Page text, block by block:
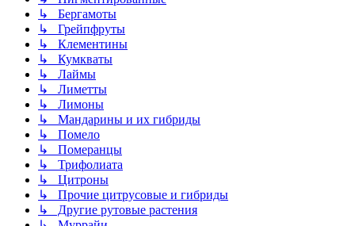
↳ Бергамоты
↳ Грейпфруты
↳ Клементины
↳ Кумкваты
↳ Лаймы
↳ Лиметты
↳ Лимоны
↳ Мандарины и их гибриды
↳ Помело
↳ Померанцы
↳ Трифолиата
↳ Цитроны
↳ Прочие цитрусовые и гибриды
↳ Другие рутовые растения